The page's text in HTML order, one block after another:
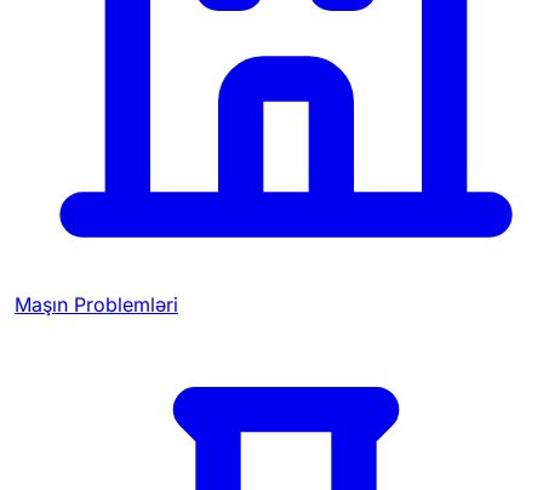
Maşın Problemləri